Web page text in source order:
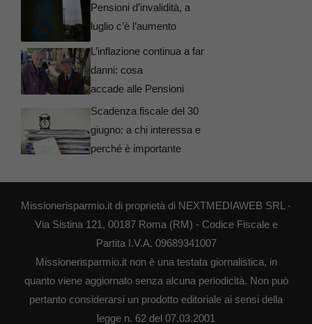
Pensioni d’invalidità, a
luglio c’è l’aumento
L’inflazione continua a far
danni: cosa
accade alle Pensioni
Scadenza fiscale del 30
giugno: a chi interessa e
perché è importante
Missionerisparmio.it di proprietà di NEXTMEDIAWEB SRL -
Via Sistina 121, 00187 Roma (RM) - Codice Fiscale e
Partita I.V.A. 09689341007
Missionerisparmio.it non è una testata giornalistica, in
quanto viene aggiornato senza alcuna periodicità. Non può
pertanto considerarsi un prodotto editoriale ai sensi della
legge n. 62 del 07.03.2001